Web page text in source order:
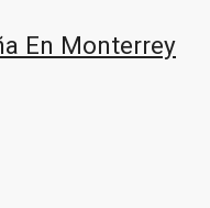
En Monterrey